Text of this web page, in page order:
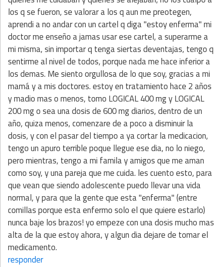
los q se fueron, se valorar a los q aun me preotegen,
aprendi a no andar con un cartel q diga "estoy enferma" mi
doctor me enseño a jamas usar ese cartel, a superarme a
mi misma, sin importar q tenga siertas deventajas, tengo q
sentirme al nivel de todos, porque nada me hace inferior a
los demas. Me siento orgullosa de lo que soy, gracias a mi
mamá y a mis doctores. estoy en tratamiento hace 2 años
y madio mas o menos, tomo LOGICAL 400 mg y LOGICAL
200 mg o sea una dosis de 600 mg diarios, dentro de un
año, quiza menos, comenzare de a poco a disminuir la
dosis, y con el pasar del tiempo a ya cortar la medicacion,
tengo un apuro terrible poque llegue ese dia, no lo niego,
pero mientras, tengo a mi famila y amigos que me aman
como soy, y una pareja que me cuida. les cuento esto, para
que vean que siendo adolescente puedo llevar una vida
normal, y para que la gente que esta "enferma" (entre
comillas porque esta enfermo solo el que quiere estarlo)
nunca baje los brazos! yo empeze con una dosis mucho mas
alta de la que estoy ahora, y algun dia dejare de tomar el
medicamento.
responder